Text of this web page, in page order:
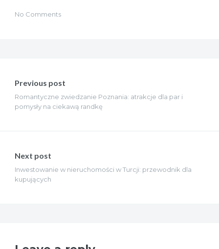
No Comments
wpisu
Previous post
Romantyczne zwiedzanie Poznania: atrakcje dla par i
pomysły na ciekawą randkę
Next post
Inwestowanie w nieruchomości w Turcji: przewodnik dla
kupujących